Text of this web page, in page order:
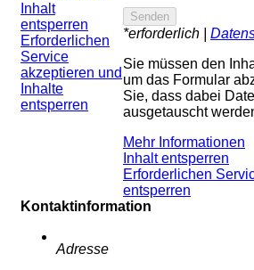
Inhalt
entsperren
Erforderlichen
Service
akzeptieren und
Inhalte
entsperren
*erforderlich |
Sie müssen den
um das Formular
Sie, dass dabei
ausgetauscht
Mehr Informationen
Inhalt entsperren
Erforderlichen
entsperren
Kontaktinformation
Adresse